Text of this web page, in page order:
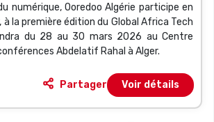
numérique, Ooredoo Algérie participe en
la première édition du Global Africa Tech
du 28 au 30 mars 2026 au Centre
Abdelatif Rahal à Alger.
Partager Voir détails